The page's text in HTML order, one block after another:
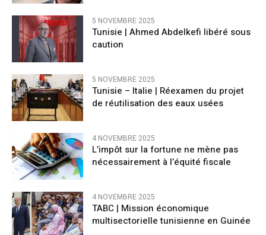
5 NOVEMBRE 2025
Tunisie | Ahmed Abdelkefi libéré sous
caution
5 NOVEMBRE 2025
Tunisie – Italie | Réexamen du projet
de réutilisation des eaux usées
4 NOVEMBRE 2025
L’impôt sur la fortune ne mène pas
nécessairement à l’équité fiscale
4 NOVEMBRE 2025
TABC | Mission économique
multisectorielle tunisienne en Guinée